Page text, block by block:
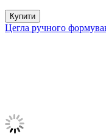
Купити
Цегла ручного